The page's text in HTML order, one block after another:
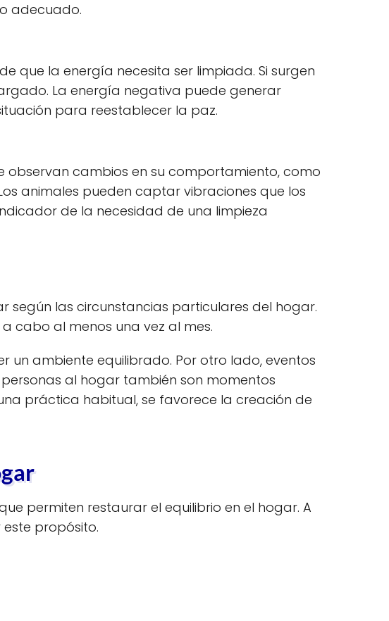
adecuado.
que la energía necesita ser limpiada. Si surgen
La energía negativa puede generar
para reestablecer la paz.
observan cambios en su comportamiento, como
animales pueden captar vibraciones que los
de la necesidad de una limpieza
según las circunstancias particulares del hogar.
cabo al menos una vez al mes.
ambiente equilibrado. Por otro lado, eventos
al hogar también son momentos
práctica habitual, se favorece la creación de
permiten restaurar el equilibrio en el hogar. A
propósito.